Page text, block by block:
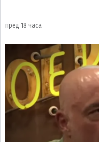
пред 18 часа